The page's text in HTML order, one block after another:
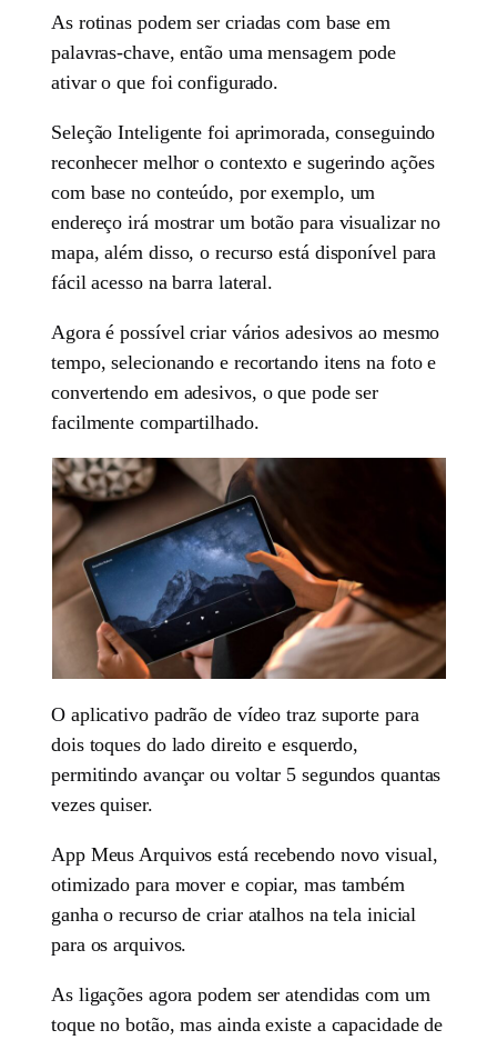
As rotinas podem ser criadas com base em
palavras-chave, então uma mensagem pode
ativar o que foi configurado.
Seleção Inteligente foi aprimorada, conseguindo
reconhecer melhor o contexto e sugerindo ações
com base no conteúdo, por exemplo, um
endereço irá mostrar um botão para visualizar no
mapa, além disso, o recurso está disponível para
fácil acesso na barra lateral.
Agora é possível criar vários adesivos ao mesmo
tempo, selecionando e recortando itens na foto e
convertendo em adesivos, o que pode ser
facilmente compartilhado.
O aplicativo padrão de vídeo traz suporte para
dois toques do lado direito e esquerdo,
permitindo avançar ou voltar 5 segundos quantas
vezes quiser.
App Meus Arquivos está recebendo novo visual,
otimizado para mover e copiar, mas também
ganha o recurso de criar atalhos na tela inicial
para os arquivos.
As ligações agora podem ser atendidas com um
toque no botão, mas ainda existe a capacidade de